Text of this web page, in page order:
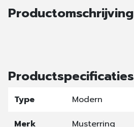
Productomschrijving
Productspecificaties
Type
Modern
Merk
Musterring